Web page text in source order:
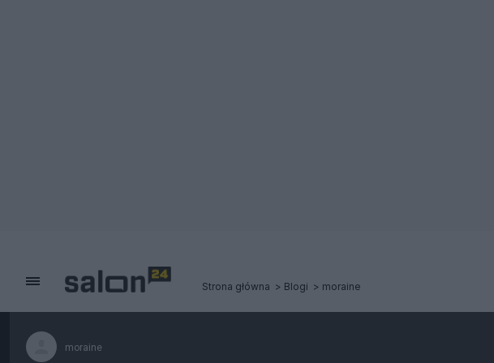
Strona główna Blogi moraine
moraine